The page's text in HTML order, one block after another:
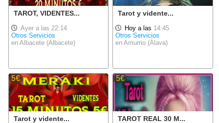
TAROT, VIDENTES...
Ayer a las 22:14
Otros Servicios
en Albacete (Albacete)
Tarot y vidente...
Hoy a las 14:45
Otros Servicios
en Amurrio (Álava)
5€
Tarot y vidente...
5€
TAROT REAL 30 M...